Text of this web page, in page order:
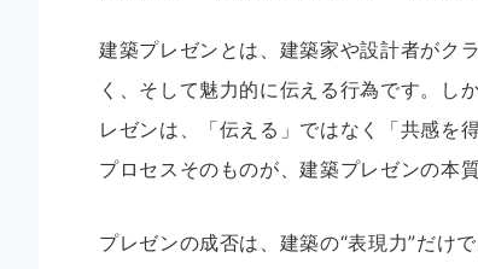
建築プレゼンとは、建築家や設計者がク
く、そして魅力的に伝える行為です。し
レゼンは、「伝える」ではなく「共感を
プロセスそのものが、建築プレゼンの本質
プレゼンの成否は、建築の“表現力”だけ